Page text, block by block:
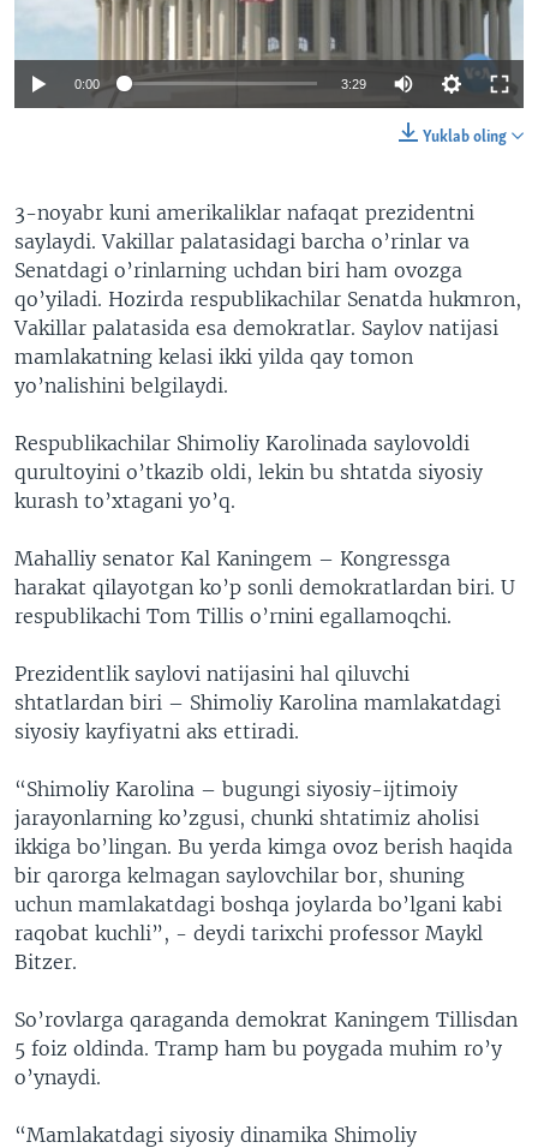
XABARLAR SURATLARDA
ODNOKLASSNIKI
TELEGRAM
TWITTER
0:00 3:29
Yuklab oling
3-noyabr kuni amerikaliklar nafaqat prezidentni
saylaydi. Vakillar palatasidagi barcha o’rinlar va
Senatdagi o’rinlarning uchdan biri ham ovozga
qo’yiladi. Hozirda respublikachilar Senatda hukmron,
Vakillar palatasida esa demokratlar. Saylov natijasi
mamlakatning kelasi ikki yilda qay tomon
yo’nalishini belgilaydi.
Respublikachilar Shimoliy Karolinada saylovoldi
qurultoyini o’tkazib oldi, lekin bu shtatda siyosiy
kurash to’xtagani yo’q.
Mahalliy senator Kal Kaningem – Kongressga
harakat qilayotgan ko’p sonli demokratlardan biri. U
respublikachi Tom Tillis o’rnini egallamoqchi.
Prezidentlik saylovi natijasini hal qiluvchi
shtatlardan biri – Shimoliy Karolina mamlakatdagi
siyosiy kayfiyatni aks ettiradi.
“Shimoliy Karolina – bugungi siyosiy-ijtimoiy
jarayonlarning ko’zgusi, chunki shtatimiz aholisi
ikkiga bo’lingan. Bu yerda kimga ovoz berish haqida
bir qarorga kelmagan saylovchilar bor, shuning
uchun mamlakatdagi boshqa joylarda bo’lgani kabi
raqobat kuchli”, - deydi tarixchi professor Maykl
Bitzer.
So’rovlarga qaraganda demokrat Kaningem Tillisdan
5 foiz oldinda. Tramp ham bu poygada muhim ro’y
o’ynaydi.
“Mamlakatdagi siyosiy dinamika Shimoliy